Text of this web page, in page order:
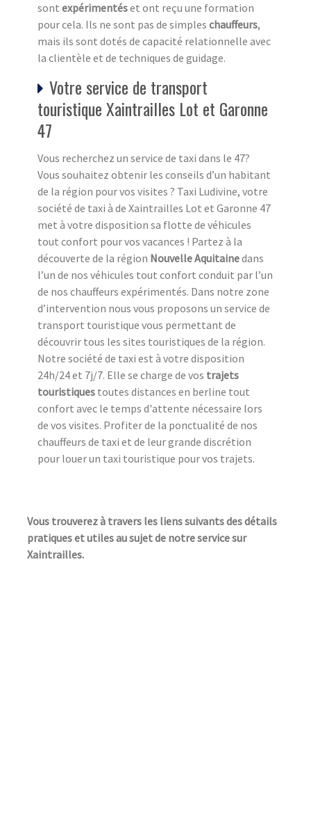
sont expérimentéset ont reçu une formation
pour cela. Ils ne sont pas de simples chauffeurs,
mais ils sont dotés de capacité relationnelle avec
la clientèle et de techniques de guidage.
Votre service de transport
touristique Xaintrailles Lot et Garonne
47
Vous recherchez un service de taxi dans le 47?
Vous souhaitez obtenir les conseils d’un habitant
de la région pour vos visites ? Taxi Ludivine, votre
société de taxi à de Xaintrailles Lot et Garonne 47
met à votre disposition sa flotte de véhicules
tout confort pour vos vacances ! Partez à la
découverte de la région Nouvelle Aquitainedans
l’un de nos véhicules tout confort conduit par l’un
de nos chauffeurs expérimentés. Dans notre zone
d’intervention nous vous proposons un service de
transport touristique vous permettant de
découvrir tous les sites touristiques de la région.
Notre société de taxi est à votre disposition
24h/24 et 7j/7. Elle se charge de vos trajets
touristiques toutes distances en berline tout
confort avec le temps d'attente nécessaire lors
de vos visites. Profiter de la ponctualité de nos
chauffeurs de taxi et de leur grande discrétion
pour louer un taxi touristique pour vos trajets.
Vous trouverez à travers les liens suivants des détails
pratiques et utiles au sujet de notre service sur
Xaintrailles.